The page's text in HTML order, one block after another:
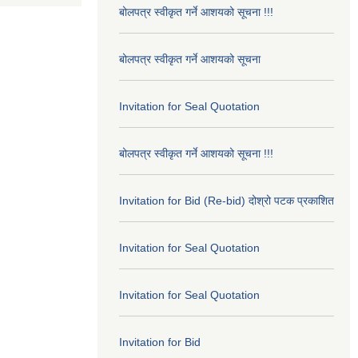
बोलपत्र स्वीकृत गर्ने आशयको सूचना !!!
बोलपत्र स्वीकृत गर्ने आशयको सूचना
Invitation for Seal Quotation
बोलपत्र स्वीकृत गर्ने आशयको सूचना !!!
Invitation for Bid (Re-bid) दोश्रो पटक प्रकाशित
Invitation for Seal Quotation
Invitation for Seal Quotation
Invitation for Bid